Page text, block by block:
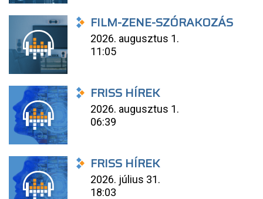
FILM-ZENE-SZÓRAKOZÁS
2026. augusztus 1.
11:05
FRISS HÍREK
2026. augusztus 1.
06:39
FRISS HÍREK
2026. július 31.
18:03